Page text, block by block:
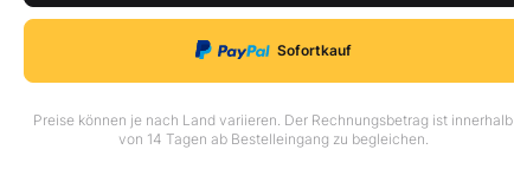
Sofortkauf
Preise können je nach Land variieren. Der Rechnungsbetrag ist innerhalb
von 14 Tagen ab Bestelleingang zu begleichen.